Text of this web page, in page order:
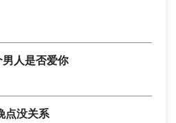
人是否爱你
点没关系